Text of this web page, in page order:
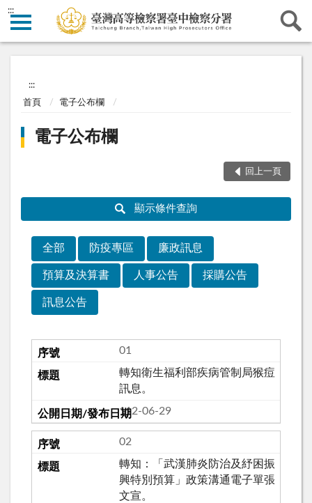
:::
:::
首頁 電子公布欄
電子公布欄
回上一頁
顯示條件查詢
全部 防疫專區 廉政訊息
預算及決算書 人事公告 採購公告
訊息公告
01
轉知衛生福利部疾病管制局猴痘
訊息。
112-06-29
02
轉知：「武漢肺炎防治及紓困振
興特別預算」政策溝通電子單張
文宣。